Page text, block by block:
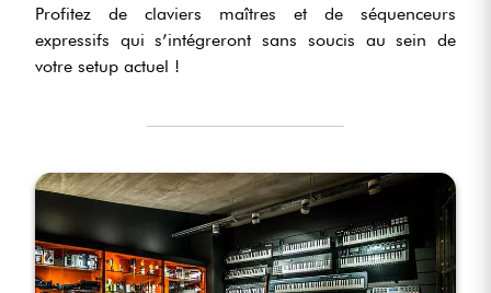
Profitez de claviers maîtres et de séquenceurs
expressifs qui s’intégreront sans soucis au sein de
votre setup actuel !